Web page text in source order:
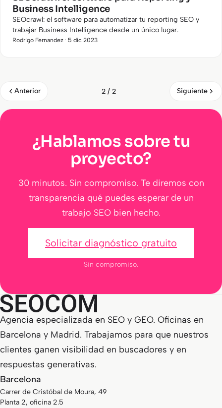
Business Intelligence
SEOcrawl: el software para automatizar tu reporting SEO y
trabajar Business Intelligence desde un único lugar.
Rodrigo Fernandez · 5 dic 2023
Anterior 2 / 2 Siguiente
¿Hablamos sobre tu
proyecto?
30 minutos. Sin compromiso. Te diremos con
transparencia qué puedes esperar de un
trabajo SEO bien hecho.
Solicitar diagnóstico gratuito
Sin compromiso.
Agencia especializada en SEO y GEO. Oficinas en
Barcelona y Madrid. Trabajamos para que nuestros
clientes ganen visibilidad en buscadores y en
respuestas generativas.
Barcelona
Carrer de Cristóbal de Moura, 49
Planta 2, oficina 2.5